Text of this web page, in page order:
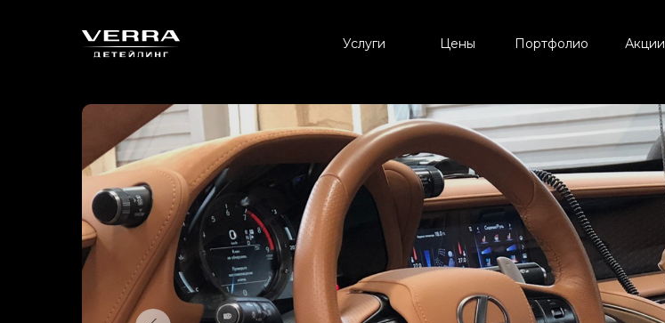
Акции
Портфолио
Цены
Услуги
Текст
15
12
ЗАГ
50
35
Кнопка